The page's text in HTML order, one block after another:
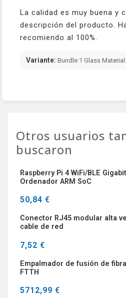
La calidad es muy buena y
descripción del producto.
recomiendo al 100%.
Variante: Bundle:1 Glass
Otros usuarios
buscaron
Raspberry Pi 4 WiFi/BLE
Ordenador ARM SoC
50,84 €
Conector RJ45 modular alta
cable de red
7,52 €
Empalmador de fusión de
FTTH
5712,99 €